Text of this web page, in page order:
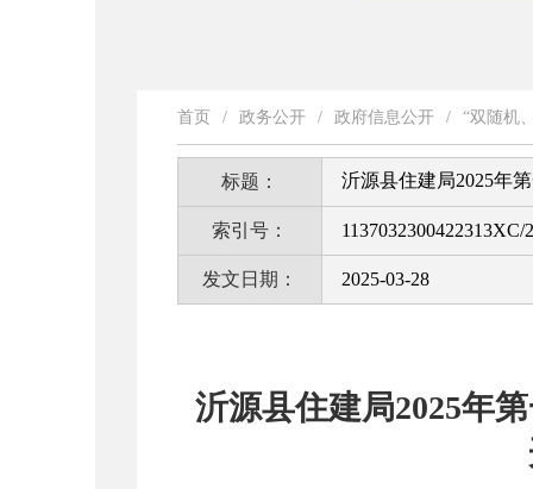
首页 / 政务公开 / 政府信息公开 / “双随机
标题： 沂源县住建局2025年
索引号： 1137032300422313XC/
发文日期： 2025-03-28
沂源县住建局2025年